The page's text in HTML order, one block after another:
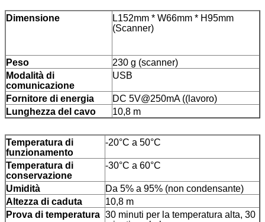
Dimensione
L152mm * W66mm * H95mm
(Scanner)
Peso
230 g (scanner)
Modalità di
comunicazione
USB
Fornitore di energia
DC 5V@250mA ((lavoro)
Lunghezza del cavo
10,8 m
Temperatura di
funzionamento
-20°C a 50°C
Temperatura di
conservazione
-30°C a 60°C
Umidità
Da 5% a 95% (non condensante)
Altezza di caduta
10,8 m
Prova di temperatura 30 minuti per la temperatura alta, 30